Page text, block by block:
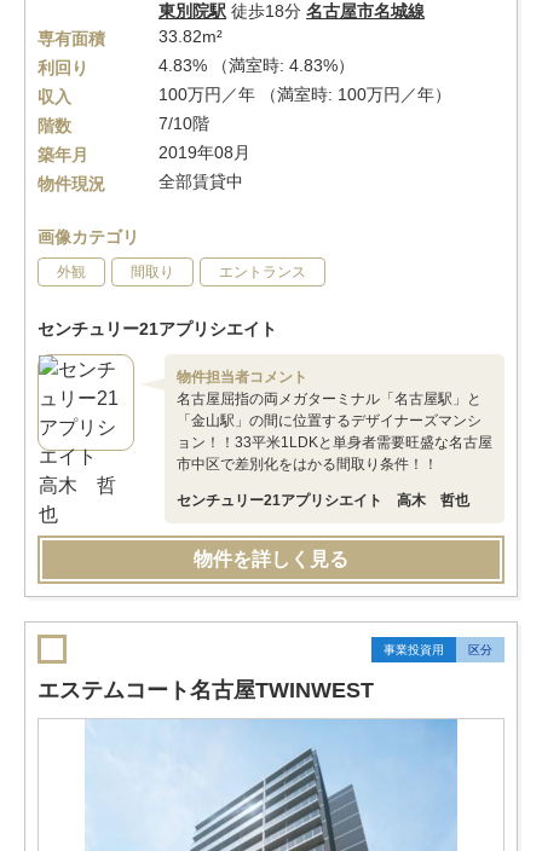
東別院駅 徒歩18分 名古屋市名城線
専有面積
33.82m²
利回り
4.83% （満室時: 4.83%）
収入
100万円／年 （満室時: 100万円／年）
階数
7/10階
築年月
2019年08月
物件現況
全部賃貸中
画像カテゴリ
外観 間取り エントランス
センチュリー21アプリシエイト
物件担当者コメント
名古屋屈指の両メガターミナル「名古屋駅」と
「金山駅」の間に位置するデザイナーズマンシ
ョン！！33平米1LDKと単身者需要旺盛な名古屋
市中区で差別化をはかる間取り条件！！
センチュリー21アプリシエイト 高木 哲也
物件を詳しく見る
事業投資用 区分
エステムコート名古屋TWINWEST